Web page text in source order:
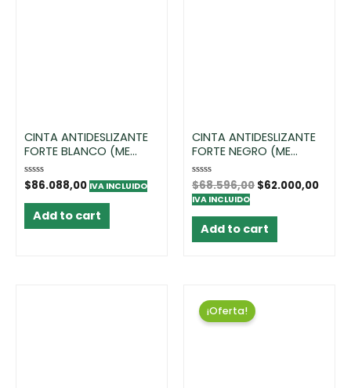
CINTA ANTIDESLIZANTE
FORTE BLANCO (ME...
Rated
0
out
$86.088,00 IVA INCLUIDO
Add to cart
CINTA ANTIDESLIZANTE
FORTE NEGRO (ME...
Rated
0
out
$68.596,00 $62.000,00
IVA INCLUIDO
Add to cart
¡Oferta!